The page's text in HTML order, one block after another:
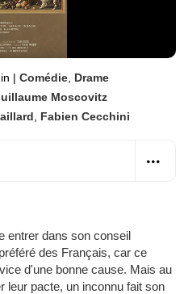
| Comédie Drame
Moscovitz
Fabien Cecchini
entrer dans son conseil
des Français, car ce
d'une bonne cause. Mais au
leur pacte, un inconnu fait son